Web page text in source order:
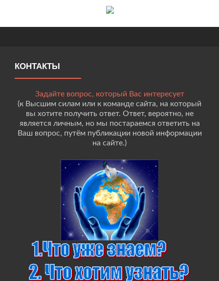
КОНТАКТЫ
Задайте вопрос, который Вас интересует
(к Высшим силам или к команде сайта, на который
вы хотите получить ответ. Ответ, вероятно, не
является личным, но мы постараемся ответить на
Ваш вопрос, путём публикации новой информации
на сайте.)